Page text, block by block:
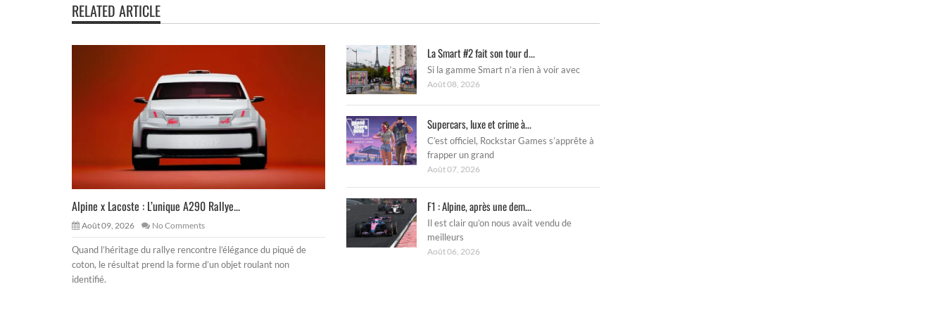
RELATED ARTICLE
Alpine x Lacoste : L’unique A290 Rallye...
Août 09, 2026 No Comments
Quand l’héritage du rallye rencontre l’élégance du piqué de
coton, le résultat prend la forme d’un objet roulant non
identifié.
La Smart #2 fait son tour d...
Si la gamme Smart n’a rien à voir avec
Août 08, 2026
Supercars, luxe et crime à...
C’est officiel, Rockstar Games s’apprête à
frapper un grand
Août 07, 2026
F1 : Alpine, après une dem...
Il est clair qu’on nous avait vendu de
meilleurs
Août 06, 2026